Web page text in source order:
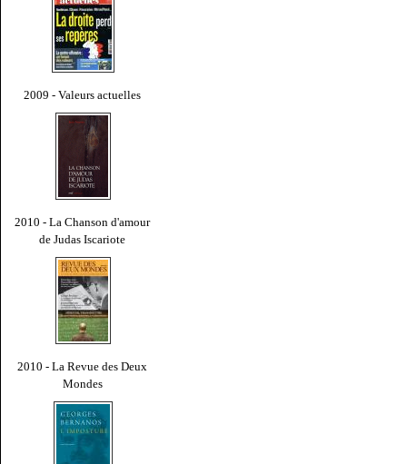
2009 - Valeurs actuelles
2010 - La Chanson d'amour
de Judas Iscariote
2010 - La Revue des Deux
Mondes